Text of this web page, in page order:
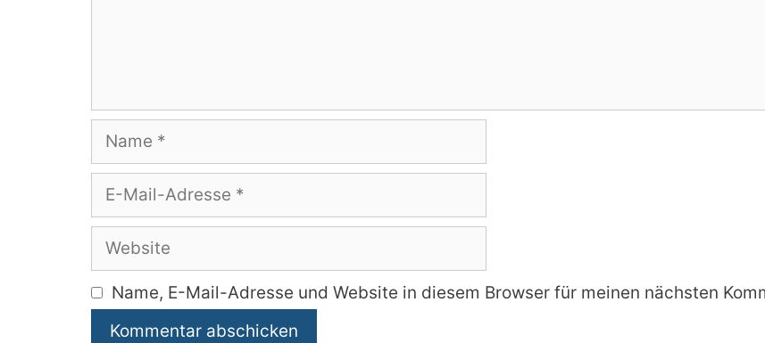
Name
E-
Adresse
Website
Name, E-Mail-Adresse und Website in diesem Browser für meinen nächsten